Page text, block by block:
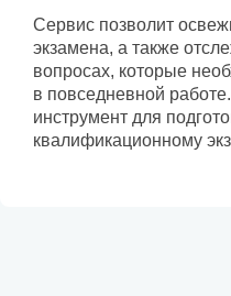
Сервис позволит
экзамена, а также
вопросах, которые
в повседневной
инструмент для
квалификационному